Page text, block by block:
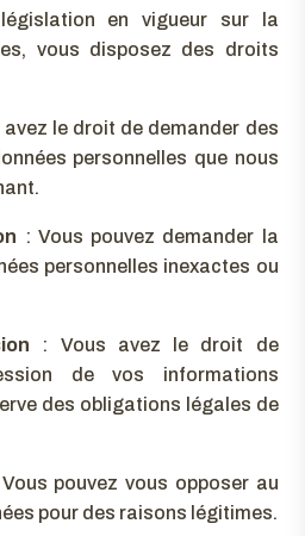
en vigueur sur la
vous disposez des droits
le droit de demander des
personnelles que nous
: Vous pouvez demander la
personnelles inexactes ou
: Vous avez le droit de
de vos informations
des obligations légales de
pouvez vous opposer au
pour des raisons légitimes.